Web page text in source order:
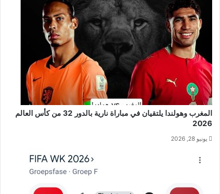
المغرب وهولندا يلتقيان في مباراة نارية بالدور 32 من كأس العالم
2026
يونيو 28, 2026